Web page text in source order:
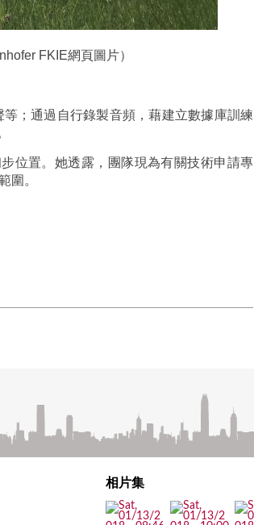
FKIE網頁圖片）
；通過自行錄製音頻，藉建立數據庫訓練
位置。她透露，團隊現為有關技術申請專
圍。
相片集